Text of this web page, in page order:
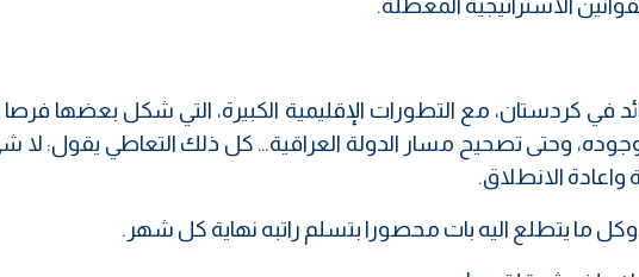
الاستراتيجية المعطلة.
في كردستان، مع التطورات الإقليمية الكبيرة، التي شكل بعضها
وحتى تصحيح مسار الدولة العراقية… كل ذلك التعاطي يقول:
واعادة الانطلاق.
ما يتطلع اليه بات محصورا بتسلم راتبه نهاية كل شهر.